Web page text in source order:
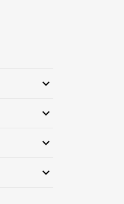
expand_more
expand_more
expand_more
expand_more